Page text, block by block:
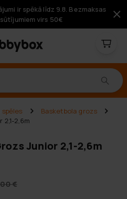
ir spēkā līdz 9.8. Bezmaksas
virs 50€
spēles
Basketbola grozs
2,6m
Junior 2,1-2,6m
€